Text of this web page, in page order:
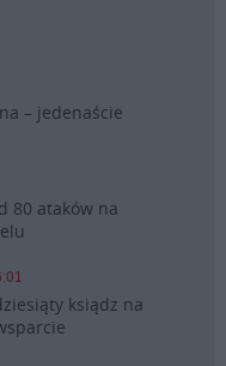
– jedenaście
80 ataków na
ksiądz na